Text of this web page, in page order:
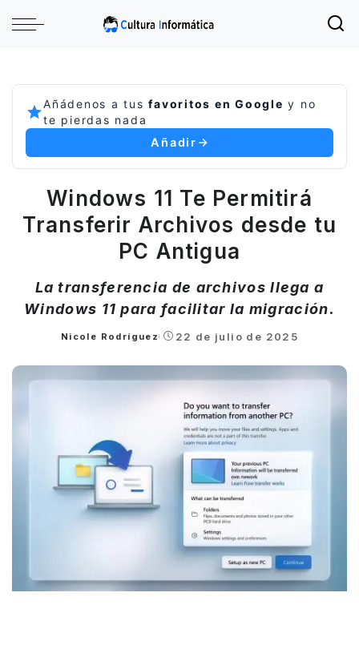
Añádenos a tusfavoritos en Google y no
te pierdas nada
Añadir
Windows 11 Te Permitirá
Transferir Archivos desde tu
PC Antigua
La transferencia de archivos llega a
Windows 11 para facilitar la migración.
Posted
Nicole Rodríguez 22 de julio de 2025